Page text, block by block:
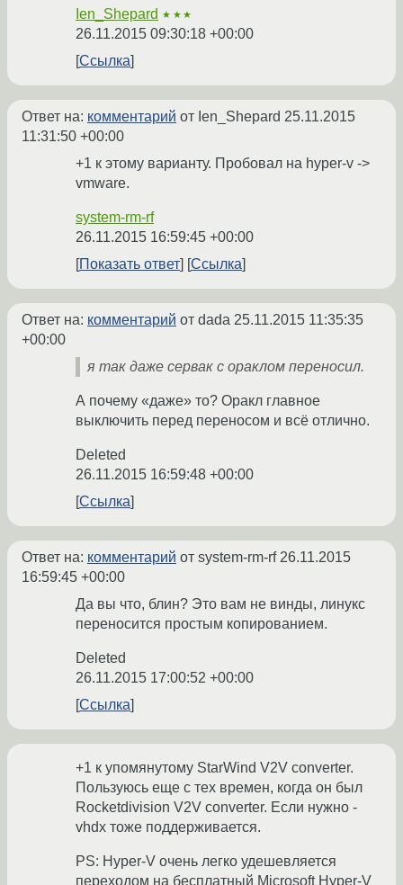
Ien_Shepard ★★★
26.11.2015 09:30:18 +00:00
Ссылка
Ответ на: комментарий от Ien_Shepard 25.11.2015
11:31:50 +00:00
+1 к этому варианту. Пробовал на hyper-v ->
vmware.
system-rm-rf
26.11.2015 16:59:45 +00:00
Показать ответ
Ссылка
Ответ на: комментарий от dada 25.11.2015 11:35:35
+00:00
я так даже сервак с ораклом переносил.
А почему «даже» то? Оракл главное
выключить перед переносом и всё отлично.
Deleted
26.11.2015 16:59:48 +00:00
Ссылка
Ответ на: комментарий от system-rm-rf26.11.2015
16:59:45 +00:00
Да вы что, блин? Это вам не винды, линукс
переносится простым копированием.
Deleted
26.11.2015 17:00:52 +00:00
Ссылка
+1 к упомянутому StarWind V2V converter.
Пользуюсь еще с тех времен, когда он был
Rocketdivision V2V converter. Если нужно -
vhdx тоже поддерживается.
PS: Hyper-V очень легко удешевляется
переходом на бесплатный Microsoft Hyper-V